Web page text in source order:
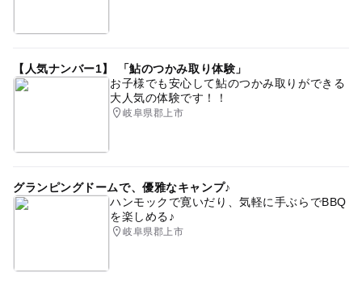
【人気ナンバー1】 「鮎のつかみ取り体験」
お子様でも安心して鮎のつかみ取りができる
大人気の体験です！！
岐阜県郡上市
グランピングドームで、優雅なキャンプ♪
ハンモックで寛いだり、気軽に手ぶらでBBQ
を楽しめる♪
岐阜県郡上市